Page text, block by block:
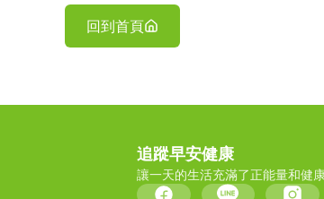
回到首頁
追蹤早安健康
讓一天的生活充滿了正能量和健